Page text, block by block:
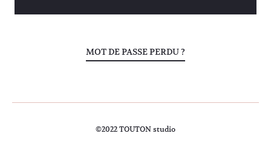
t
MOT DE PASSE PERDU ?
©2022 TOUTON studio